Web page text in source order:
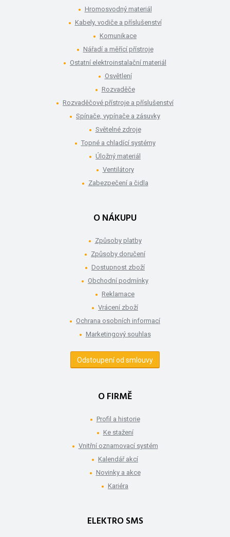
Hromosvodný materiál
Kabely, vodiče a příslušenství
Komunikace
Nářadí a měřící přístroje
Ostatní elektroinstalační materiál
Osvětlení
Rozvaděče
Rozvaděčové přístroje a příslušenství
Spínače, vypínače a zásuvky
Světelné zdroje
Topné a chladící systémy
Úložný materiál
Ventilátory
Zabezpečení a čidla
O NÁKUPU
Způsoby platby
Způsoby doručení
Dostupnost zboží
Obchodní podmínky
Reklamace
Vrácení zboží
Ochrana osobních informací
Marketingový souhlas
Odstoupení od smlouvy
O FIRMĚ
Profil a historie
Ke stažení
Vnitřní oznamovací systém
Kalendář akcí
Novinky a akce
Kariéra
ELEKTRO SMS